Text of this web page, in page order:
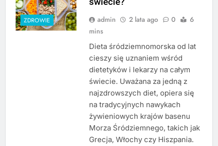
ZDROWIE admin 2 lata ago 0
6
mins
Dieta śródziemnomorska od lat
cieszy się uznaniem wśród
dietetyków i lekarzy na całym
świecie. Uważana za jedną z
najzdrowszych diet, opiera się
na tradycyjnych nawykach
żywieniowych krajów basenu
Morza Śródziemnego, takich jak
Grecja, Włochy czy Hiszpania.